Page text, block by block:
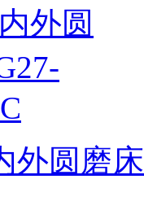
外圆磨